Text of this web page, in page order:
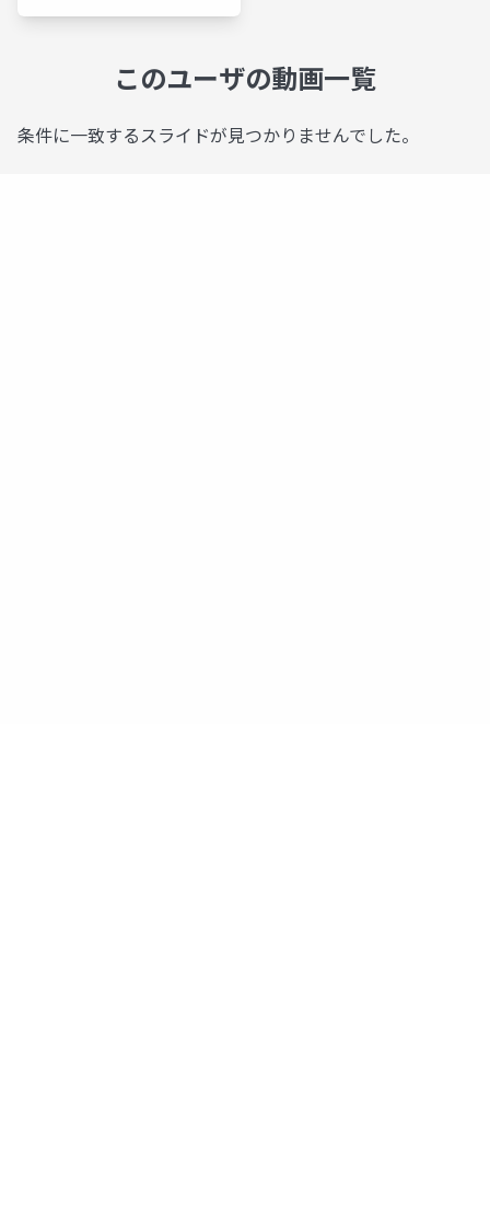
このユーザの動画一覧
条件に一致するスライドが見つかりませんでした。